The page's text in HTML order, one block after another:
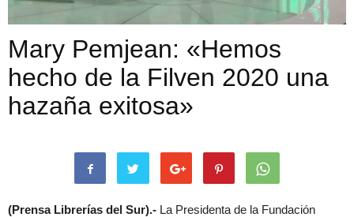
Mary Pemjean: «Hemos
hecho de la Filven 2020 una
hazaña exitosa»
(Prensa Librerías del Sur).- La Presidenta de la Fundación